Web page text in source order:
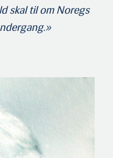
skal til om Noregs